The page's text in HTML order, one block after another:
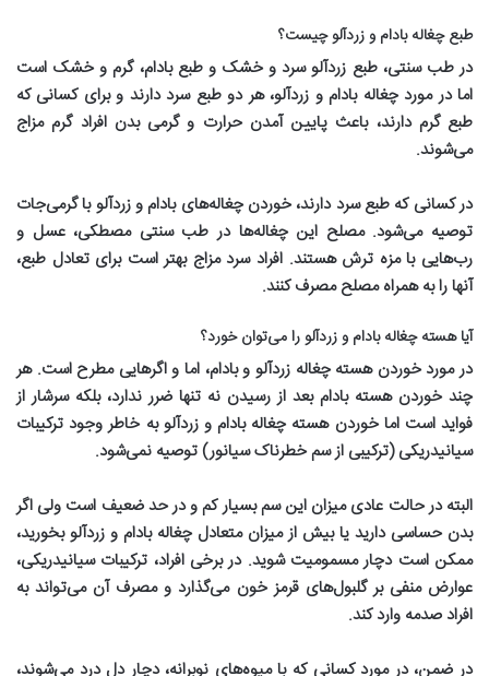
طبع چغاله بادام و زردآلو چیست؟
در طب سنتی، طبع زردآلو سرد و خشک و طبع بادام، گرم و خشک است
اما در مورد چغاله بادام و زردآلو، هر دو طبع سرد دارند و برای کسانی که
طبع گرم دارند، باعث پایین آمدن حرارت و گرمی بدن افراد گرم‌ مزاج
می‌شوند.
در کسانی که طبع سرد دارند، خوردن چغاله‌های بادام و زردآلو با گرمی‌‌جات
توصیه می‌شود. مصلح این چغاله‌ها در طب سنتی مصطکی، عسل و
رب‌هایی با مزه ترش هستند. افراد سرد مزاج بهتر است برای تعادل طبع،
آنها را به همراه مصلح مصرف کنند.
آیا هسته چغاله بادام و زردآلو را می‌توان خورد؟
در مورد خوردن هسته چغاله زردآلو و بادام، اما و اگرهایی مطرح است. هر
چند خوردن هسته بادام بعد از رسیدن نه تنها ضرر ندارد، بلکه سرشار از
فواید است اما خوردن هسته چغاله بادام و زردآلو به خاطر وجود ترکیبات
سیانیدریکی (ترکیبی از سم خطرناک سیانور) توصیه نمی‌شود.
البته در حالت عادی میزان این سم بسیار کم و در حد ضعیف است ولی اگر
بدن حساسی دارید یا بیش از میزان متعادل چغاله بادام و زردآلو بخورید،
ممکن است دچار مسمومیت شوید. در برخی افراد، ترکیبات سیانیدریکی،
عوارض منفی بر گلبول‌های قرمز خون می‌گذارد و مصرف آن می‌تواند به
افراد صدمه وارد کند.
در ضمن، در مورد کسانی که با میوه‌های نوبرانه، دچار دل درد می‌شوند،